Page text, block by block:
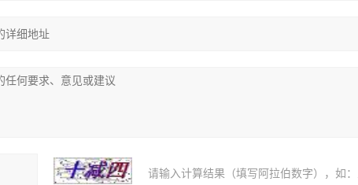
请输入计算结果（填写阿拉伯数字），如